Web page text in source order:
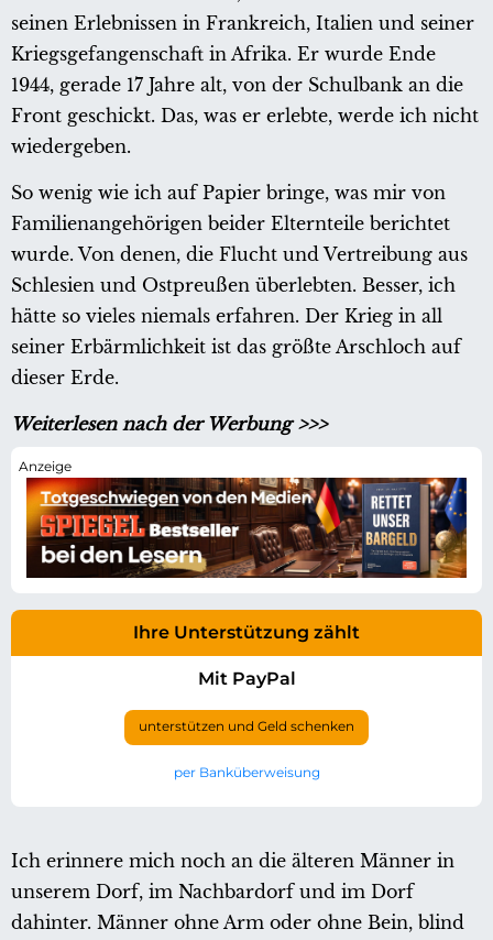
seinen Erlebnissen in Frankreich, Italien und seiner
Kriegsgefangenschaft in Afrika. Er wurde Ende
1944, gerade 17 Jahre alt, von der Schulbank an die
Front geschickt. Das, was er erlebte, werde ich nicht
wiedergeben.
So wenig wie ich auf Papier bringe, was mir von
Familienangehörigen beider Elternteile berichtet
wurde. Von denen, die Flucht und Vertreibung aus
Schlesien und Ostpreußen überlebten. Besser, ich
hätte so vieles niemals erfahren. Der Krieg in all
seiner Erbärmlichkeit ist das größte Arschloch auf
dieser Erde.
Weiterlesen nach der Werbung >>>
Ihre Unterstützung zählt
Mit PayPal
unterstützen und Geld schenken
per Banküberweisung
Ich erinnere mich noch an die älteren Männer in
unserem Dorf, im Nachbardorf und im Dorf
dahinter. Männer ohne Arm oder ohne Bein, blind